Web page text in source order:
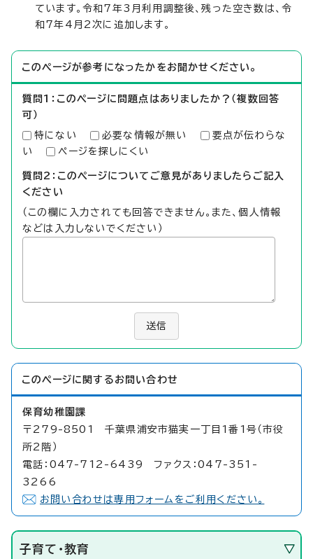
ています。令和7年3月利用調整後、残った空き数は、令
和7年4月2次に追加します。
このページが参考になったかをお聞かせください。
質問1：このページに問題点はありましたか？（複数回答
可）
特にない 必要な情報が無い
要点が伝わらな
い
ページを探しにくい
質問2：このページについてご意見がありましたらご記入
ください
（この欄に入力されても回答できません。また、個人情報
などは入力しないでください）
送信
このページに関する お問い合わせ
保育幼稚園課
〒279-8501 千葉県浦安市猫実一丁目1番1号（市役
所2階）
電話：047-712-6439 ファクス：047-351-
3266
お問い合わせは専用フォームをご利用ください。
子育て・教育